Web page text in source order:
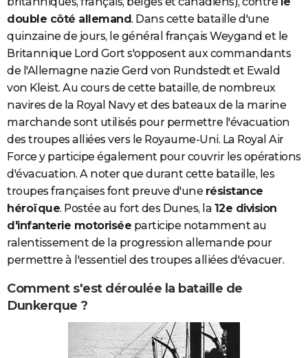
double côté allemand. Dans cette bataille d'une
quinzaine de jours, le général français Weygand et le
Britannique Lord Gort s'opposent aux commandants
de l'Allemagne nazie Gerd von Rundstedt et Ewald
von Kleist. Au cours de cette bataille, de nombreux
navires de la Royal Navy et des bateaux de la marine
marchande sont utilisés pour permettre l'évacuation
des troupes alliées vers le Royaume-Uni. La Royal Air
Force y participe également pour couvrir les opérations
d'évacuation. A noter que durant cette bataille, les
troupes françaises font preuve d'une résistance
héroïque. Postée au fort des Dunes, la 12e division
d'infanterie motorisée participe notamment au
ralentissement de la progression allemande pour
permettre à l'essentiel des troupes alliées d'évacuer.
Comment s'est déroulée la bataille de
Dunkerque ?